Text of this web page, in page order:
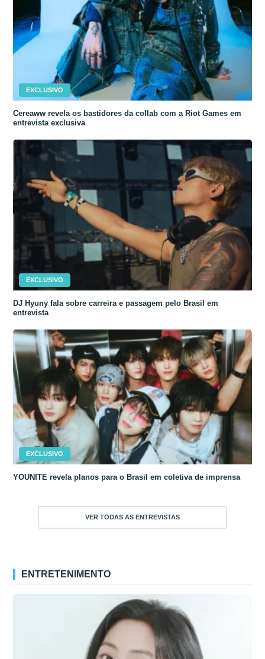
EXCLUSIVO
Cereaww revela os bastidores da collab com a Riot Games em
entrevista exclusiva
EXCLUSIVO
DJ Hyuny fala sobre carreira e passagem pelo Brasil em
entrevista
EXCLUSIVO
YOUNITE revela planos para o Brasil em coletiva de imprensa
VER TODAS AS ENTREVISTAS
ENTRETENIMENTO